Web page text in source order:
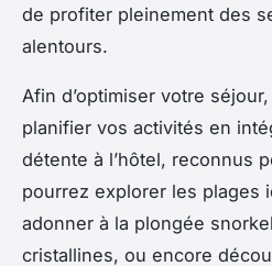
de profiter pleinement des
alentours.
Afin d’optimiser votre
planifier vos activités en
détente à l’hôtel, reconnus
pourrez explorer les plages
adonner à la plongée
cristallines, ou encore